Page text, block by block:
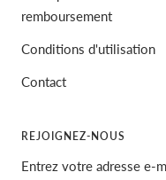
remboursement
Conditions d'utilisation
Contact
REJOIGNEZ-NOUS
Entrez votre adresse e-